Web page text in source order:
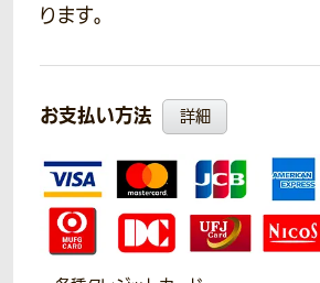
ります。
お支払い方法 詳細